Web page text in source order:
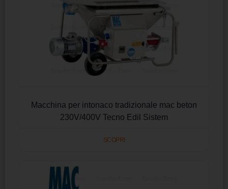
Macchina per intonaco tradizionale mac beton
230V/400V Tecno Edil Sistem
SCOPRI